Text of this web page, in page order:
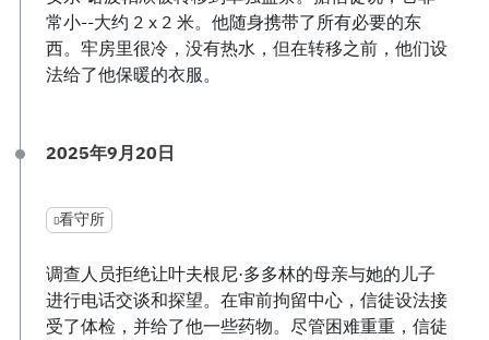
常小--大约 2 x 2 米。他随身携带了所有必要的东
西。牢房里很冷，没有热水，但在转移之前，他们设
法给了他保暖的衣服。
2025年9月20日
看守所
调查人员拒绝让叶夫根尼·多多林的母亲与她的儿子
进行电话交谈和探望。在审前拘留中心，信徒设法接
受了体检，并给了他一些药物。尽管困难重重，信徒